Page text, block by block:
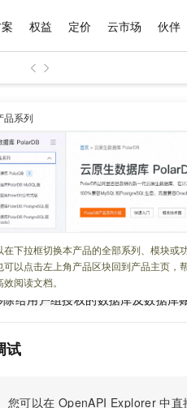
权益 定价 云市场 伙伴
品系列
在下拉框切换本产品的全部系列、模块或
可以点击左上角产品区块回到产品主页，
阅读文档。
基础
数据库授权（仅支持V3.2.40及以上版本使
权的数据库及数
新时间：2026-02-11 07:25:47
除给用户组授权的数据库及数据库账
试
您可以在 OpenAPI Explorer 中直
型
文本生成
Max HOT
时代全能旗舰模型
Plus
VL-Plus
品
服务平台百炼
服务与应用平台
模型
、高性能、安全可靠的大模型服务
电脑
地安全接入的云上超级电脑
DNS
析的企业级SaaS模式云数据仓库
决方案
公，解锁你的工作新方式
Agent产品，直接交付可用成果
Agents：拥有专属领域专家
多领域专家智能体,一键组建 AI 虚拟交付团队
打造一站式影视创作平台
有专属 OpenClaw
云
云 官方力荐
器38元/年起，超值低价云产品抢先购
荐返现计划
用户得奖励，单订单最高返9万
物
属算力普惠，学生认证享300元代金券
用
取价值200元试用点，立即开启云上创新
价
产品的定价详情
成本管理
优化成本
城
设
程序
国际版订阅
域
联网平台阿里云版
售伙伴
伴
伴
伙伴合作计划
On Alibaba Cloud
Partner 合作计划
模型销售与服务生态合作计划
询
务
务
务
务
区
选择阿里云
云计算
先
靠
规
报告
告与白皮书
大赛